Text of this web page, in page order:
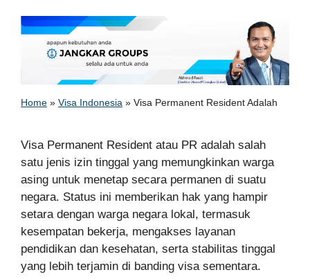
Home » Visa Indonesia » Visa Permanent Resident Adalah
Visa Permanent Resident atau PR adalah salah
satu jenis izin tinggal yang memungkinkan warga
asing untuk menetap secara permanen di suatu
negara. Status ini memberikan hak yang hampir
setara dengan warga negara lokal, termasuk
kesempatan bekerja, mengakses layanan
pendidikan dan kesehatan, serta stabilitas tinggal
yang lebih terjamin di banding visa sementara.